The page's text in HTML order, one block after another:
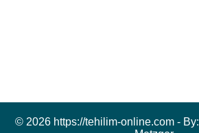
© 2026 https://tehilim-online.com - By: